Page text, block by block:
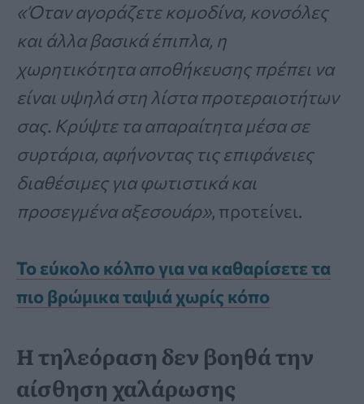
«Όταν αγοράζετε κομοδίνα, κονσόλες
και άλλα βασικά έπιπλα, η
χωρητικότητα αποθήκευσης πρέπει να
είναι υψηλά στη λίστα προτεραιοτήτων
σας. Κρύψτε τα απαραίτητα μέσα σε
συρτάρια, αφήνοντας τις επιφάνειες
διαθέσιμες για φωτιστικά και
προσεγμένα αξεσουάρ», προτείνει.
Το εύκολο κόλπο για να καθαρίσετε τα
πιο βρώμικα ταψιά χωρίς κόπο
Η τηλεόραση δεν βοηθά την
αίσθηση χαλάρωσης